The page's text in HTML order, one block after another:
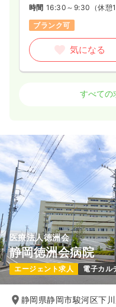
時間 16:30～9:30 （休憩
ブランク可
気になる
正看護師 / 管理職
給与 お問い合わせください
時間 9:00～17:30
4週8休以上
気になる
2交代（常勤）
給与 500〜600万円/
※一例
時間 9:00～17:30
4週8休以上
年収600
すべての
医療法人徳洲会
静岡徳洲会病院
エージェント求人 電子カル
静岡県静岡市駿河区下